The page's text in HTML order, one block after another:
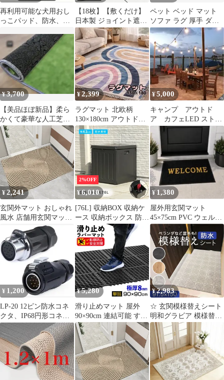
日用品雑貨
再利用可能な犬用おし
っこパッド、防水、滑
る、トレーニング用
【18枚】【敷くだけ】
日本製 ジョイント遮熱
パネル ベランダ 遮熱
庭 屋外 正方形 30cm角
床タイル タイルパネル
ジョイントデッキ 置き
敷き 賃貸 原状回復 現
状復帰 1畳 2畳 3畳 マ
ット 省エネ 防水 タイ
ルデッキ 防草 diy ベラ
ンダタイル
ペット ベッド マット
ソファ ラグ 厚手 ダー
クブラウン 40×60 犬用
¥3,700
【美品ほぼ新品】柔ら
かくて豪華な人工芝風
のベルベットカーペッ
ト 洗濯機で洗える
¥2,399
ラグマット 北欧柄
130×180cm アウトドア
キャンプ 大判 マルチカ
バー
¥5,000
キャンプ アウトド
ア カフェLED ストリ
ングライト 24ソケット
¥2,241
玄関外マット おしゃれ
風水 店舗用玄関マット
業務用玄関マット マッ
ト 玄関 滑り止め付き
pvc 水洗い お手入れ簡
単 足拭きマット 水や日
差しに強く 砂落とし
45×75cm 泥 屋外 室内
カーキ 北欧 玄関マット
2%OFF
¥6,010
[76L] 収納BOX 収納ケ
ース 収納ボックス 防水
素材 4003
¥ 1,380
屋外用玄関マット
45×75cm PVC ウェルカ
ム 泥落とし 防滑 黒 金
¥ 1,200
LP-20 12ピン防水コネ
クタ、IP68円形コネク
タ、クイックプラグ航
空コネク
¥5,280
滑り止めマット 屋外
90×90cm 連結可能 すべ
り止め ラバーマット ゴ
ム マット 介護 施設 玄
関マット 歩行 雪道 ゴ
ルフ場 病院 学校 店舗
通路 廊下 ベランダ プ
ール スロープ 階段 単
¥2,983
☆ 玄関模様替えシート
明和グラビア 模様替え
シート 日本製 床シート
シート 床材 リメイクシ
ート 玄関マット 模様替
え リフォーム 敷くだけ
簡単 簡単施工 DIY お手
入れ簡単 ベランダ 玄関